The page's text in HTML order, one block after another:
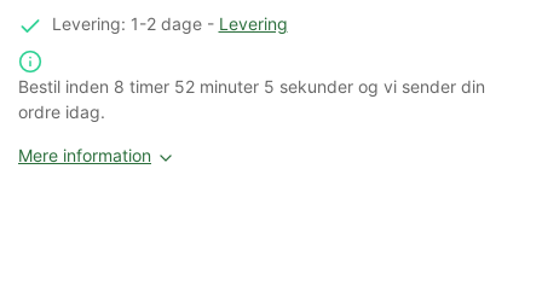
Levering: 1-2 dage- Levering
Bestil inden 8 timer 52 minuter 5 sekunder og vi sender din
ordre idag.
Mere information